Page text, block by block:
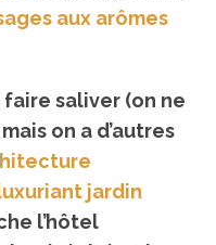
aux arômes
faire saliver (on ne
on a d’autres
jardin
l’hôtel